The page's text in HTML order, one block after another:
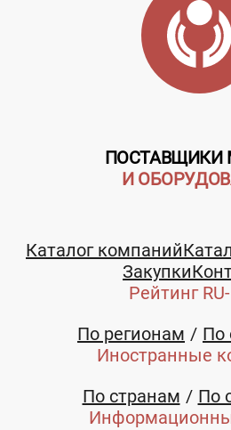
И
Каталог компаний
Закупки
Рейтинг
По регионам
По
Иностранные
По странам
По